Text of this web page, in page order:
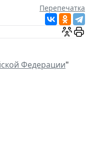
Перепечатка
Федерации"